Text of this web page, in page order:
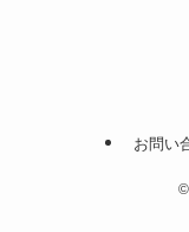
お問い
©